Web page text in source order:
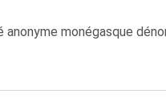
monégasque